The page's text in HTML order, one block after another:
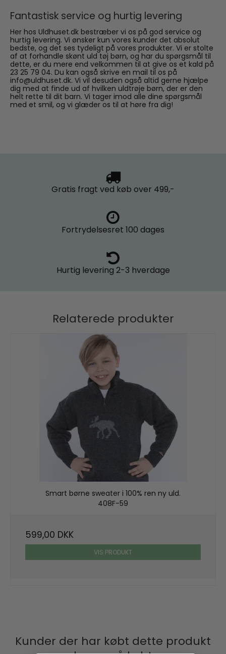
Fantastisk service og hurtig levering
Her hos Uldhuset.dk bestræber vi os på god service og
hurtig levering. Vi ønsker kun vores kunder det absolut
bedste, og det ses tydeligt på vores produkter. Vi er stolte
af at forhandle skønt uld tøj børn, og har du spørgsmål til
dette, er du mere end velkommen til at give os et kald på
23 25 79 04. Du kan også skrive en mail til os på
info@uldhuset.dk. Vi vil desuden også altid gerne hjælpe
dig med at finde ud af hvilken uldtrøje børn, der er den
helt rette til dit barn. Vi tager imod alle dine spørgsmål
med et smil, og vi glæder os til at høre fra dig!
Gratis fragt ved køb over 499,-
Fortrydelsesret 100 dages
Hurtig levering 2-3 hverdage
Relaterede produkter
Smart børne sweater i 100% ren ny uld.
408F-59
599,00 DKK
VIS PRODUKT
Kunder der har købt dette produkt